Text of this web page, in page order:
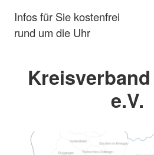
Infos für Sie kostenfrei
rund um die Uhr
e.V.